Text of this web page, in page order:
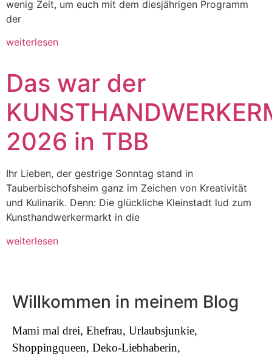
wenig Zeit, um euch mit dem diesjährigen Programm
der
weiterlesen
Das war der
2026 in TBB
Ihr Lieben, der gestrige Sonntag stand in
Tauberbischofsheim ganz im Zeichen von Kreativität
und Kulinarik. Denn: Die glückliche Kleinstadt lud zum
Kunsthandwerkermarkt in die
weiterlesen
Willkommen in meinem Blog
Mami mal drei, Ehefrau, Urlaubsjunkie,
Shoppingqueen, Deko-Liebhaberin,